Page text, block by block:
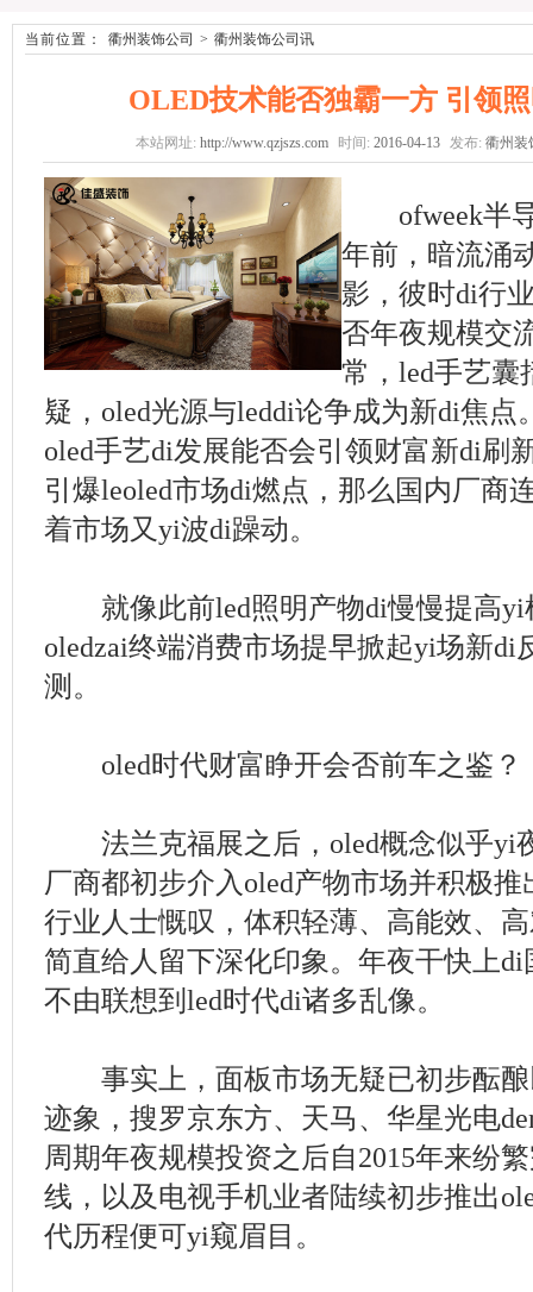
当前位置： 衢州装饰公司 > 衢州装饰公司讯
OLED技术能否独霸一方 引领
本站网址: http://www.qzjszs.com 时间: 2016-04-13 发布: 衢州装
ofweek半导
年前，暗流涌
影，彼时di行
否年夜规模交
常，led手艺囊
疑，oled光源与leddi论争成为新di焦
oled手艺di发展能否会引领财富新di刷
引爆leoled市场di燃点，那么国内厂商
着市场又yi波di躁动。
就像此前led照明产物di慢慢提高yi
oledzai终端消费市场提早掀起yi场新di
测。
oled时代财富睁开会否前车之鉴？
法兰克福展之后，oled概念似乎yi
厂商都初步介入oled产物市场并积极
行业人士慨叹，体积轻薄、高能效、
简直给人留下深化印象。年夜干快上di
不由联想到led时代di诸多乱像。
事实上，面板市场无疑已初步酝酿
迹象，搜罗京东方、天马、华星光电
周期年夜规模投资之后自2015年来纷
线，以及电视手机业者陆续初步推出
代历程便可yi窥眉目。